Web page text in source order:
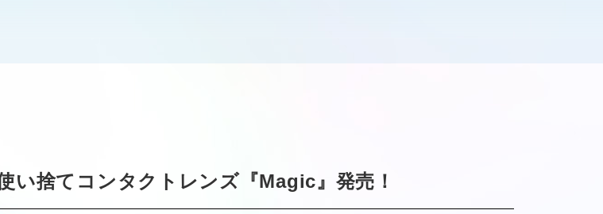
い捨てコンタクトレンズ『Magic』発売！